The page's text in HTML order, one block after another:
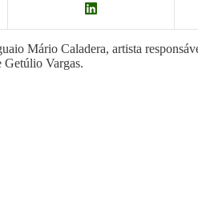
Mário Caladera, artista
Getúlio Vargas.